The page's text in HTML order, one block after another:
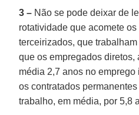
3 – Não se pode deixar de
rotatividade que acomete
terceirizados, que
que os empregados diretos,
média 2,7 anos no
os contratados
trabalho, em média, por 5,8